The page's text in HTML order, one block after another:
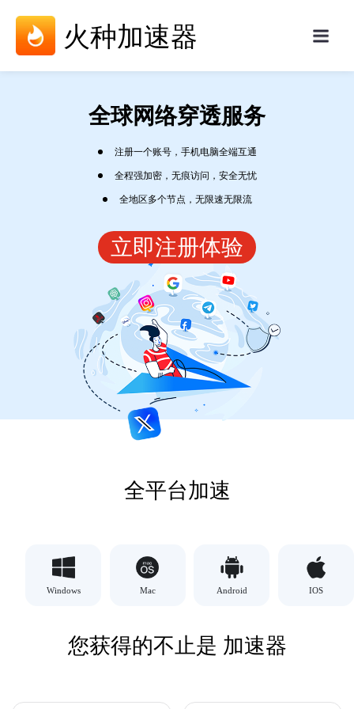
火种加速器
全球网络穿透服务
注册一个账号，手机电脑全端互通
全程强加密，无痕访问，安全无忧
全地区多个节点，无限速无限流
立即注册体验
全平台加速
Windows Mac Android IOS
您获得的不止是 加速器